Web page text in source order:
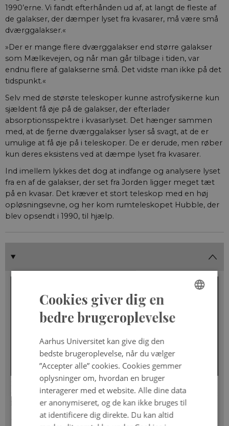
1990’erne. Vi fandt efterhånden ud af, at langt de fleste af
de galakser, der dæmper lyset fra kvasarer, må være små
dværggalakser.«
»Der er mange flere dværggalakser end større galakser
som Mælkevejen, og når man går tilbage i tiden, var
endnu flere af galakserne små. Det vidste man ikke på det
tidspunkt.«
Selv med de største teleskoper kunne astrofysikerne kun
sjældent få øje på de galakser, der efterlader
absorptionsspektre i kvasarlyset. Det hænger sammen
med, at de fjerne dværggalakser lyser så svagt, at de er
umulige at få øje på i teleskoper. De er derude, men røber
kun deres eksistens ved at dæmpe lyset fra kvasarer.
Ind imellem lykkes det dog at indfange og analysere lyset
fra en af de galakser, der set fra Jorden ligger meget tæt
på en kvasar. Det kræver et stort teleskop med en høj
opløsningsevne, og her kom rum­teleskopet Hubble, der
blev opsendt i 1990, til hjælp.
Lyset fra CEERS 1019 har været 13,2 milliarder år undervejs. Det røber Webb-
teleskopets infrarøde spektroskop, som giver en rødforskydning på 8,679. Credit:
NASA, ESA, CSA, Leah Hustak (STScI)
De første kvasarer var tidligt på den
Cookies giver dig en
bedre brugeroplevelse
Aarhus Universitet kan give dig den
bedste brugeroplevelse, når du vælger
”Accepter alle” cookies. Cookies gemmer
oplysninger om, hvordan en bruger
interagerer med et website. Alle dine data
er anonymiseret, og de kan ikke bruges til
at identificere dig direkte. Du kan altid